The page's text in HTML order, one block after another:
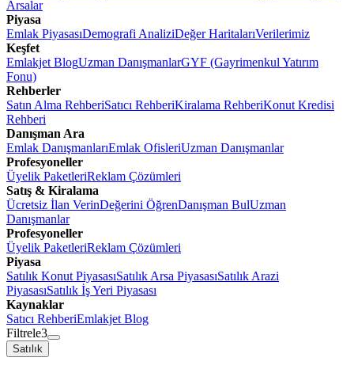
Arsalar
Piyasa
Emlak PiyasasıDemografi AnaliziDeğer HaritalarıVerilerimiz
Keşfet
Emlakjet BlogUzman DanışmanlarGYF (Gayrimenkul Yatırım
Fonu)
Rehberler
Satın Alma RehberiSatıcı RehberiKiralama RehberiKonut Kredisi
Rehberi
Danışman Ara
Emlak DanışmanlarıEmlak OfisleriUzman Danışmanlar
Profesyoneller
Üyelik PaketleriReklam Çözümleri
Satış & Kiralama
Ücretsiz İlan VerinDeğerini ÖğrenDanışman BulUzman
Danışmanlar
Profesyoneller
Üyelik PaketleriReklam Çözümleri
Piyasa
Satılık Konut PiyasasıSatılık Arsa PiyasasıSatılık Arazi
PiyasasıSatılık İş Yeri Piyasası
Kaynaklar
Satıcı RehberiEmlakjet Blog
Filtrele3
Satılık